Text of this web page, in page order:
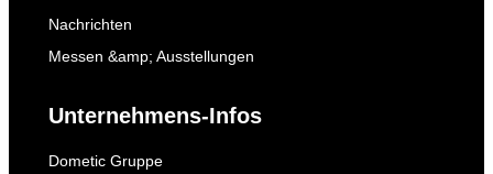
Nachrichten
Messen &amp; Ausstellungen
Unternehmens-Infos
Dometic Gruppe